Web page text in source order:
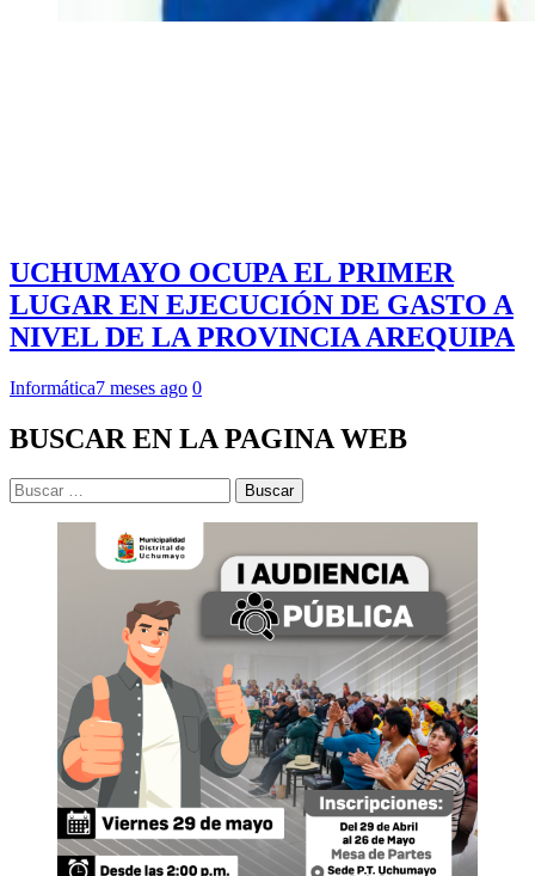
UCHUMAYO OCUPA EL PRIMER
LUGAR EN EJECUCIÓN DE GASTO A
NIVEL DE LA PROVINCIA AREQUIPA
Informática7 meses ago 0
BUSCAR EN LA PAGINA WEB
Buscar: